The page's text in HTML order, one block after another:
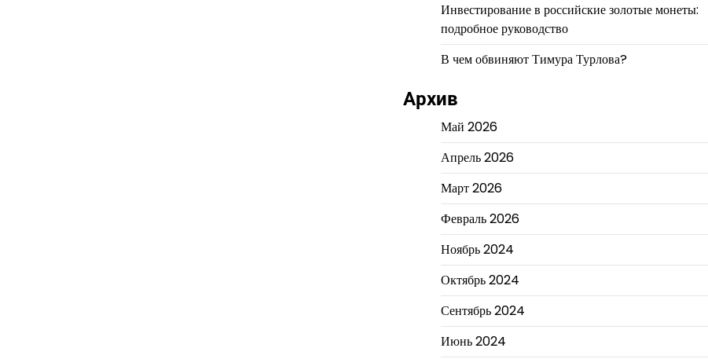
Инвестирование в российские золотые монеты:
подробное руководство
В чем обвиняют Тимура Турлова?
Архив
Май 2026
Апрель 2026
Март 2026
Февраль 2026
Ноябрь 2024
Октябрь 2024
Сентябрь 2024
Июнь 2024